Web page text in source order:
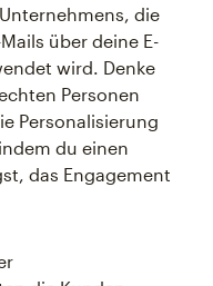
die
über deine E-
wird. Denke
Personen
Personalisierung
du einen
das Engagement